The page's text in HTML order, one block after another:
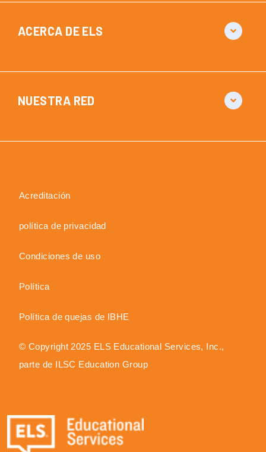
ACERCA DE ELS
NUESTRA RED
Acreditación
política de privacidad
Condiciones de uso
Política
Política de quejas de IBHE
© Copyright 2025 ELS Educational Services, Inc.,
parte de ILSC Education Group